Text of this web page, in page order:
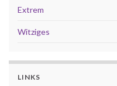
Extrem
Witziges
LINKS